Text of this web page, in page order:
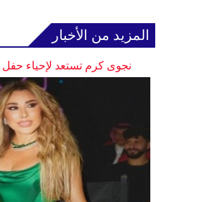
المزيد من الأخبار
نجوى كرم تستعد لإحياء حفل